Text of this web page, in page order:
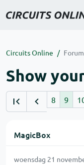
Circuits Online Forum
Show
8 9
MagicBox
woensdag 21